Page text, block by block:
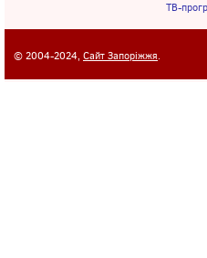
ТВ-
© 2004-2024, Сайт Запоріжжя.